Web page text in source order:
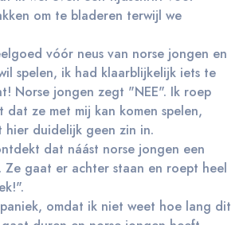
om te bladeren terwijl we
vóór neus van norse jongen en
spelen, ik had klaarblijkelijk iets te
Norse jongen zegt "NEE". Ik roep
dat ze met mij kan komen spelen,
hier duidelijk geen zin in.
dat náást norse jongen een
Ze gaat er achter staan en roept heel
omdat ik niet weet hoe lang dit